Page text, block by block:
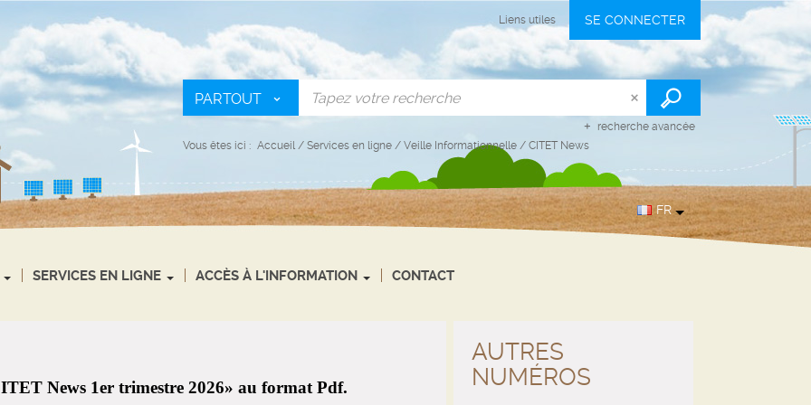
Liens utiles SE CONNECTER
PARTOUT
recherche avancée
Vous êtes ici : Accueil / Services en ligne / Veille Informationnelle / CITET News
FR
SERVICES EN LIGNE ACCÈS À L'INFORMATION CONTACT
AUTRES
NUMÉROS